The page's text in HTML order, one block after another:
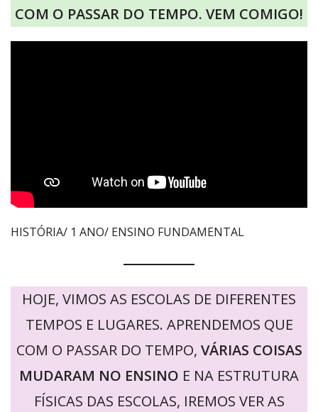
COM O PASSAR DO TEMPO. VEM COMIGO!
HISTÓRIA/ 1 ANO/ ENSINO FUNDAMENTAL
HOJE, VIMOS AS ESCOLAS DE DIFERENTES
TEMPOS E LUGARES. APRENDEMOS QUE
COM O PASSAR DO TEMPO, VÁRIAS COISAS
MUDARAM NO ENSINO E NA ESTRUTURA
FÍSICAS DAS ESCOLAS, IREMOS VER AS